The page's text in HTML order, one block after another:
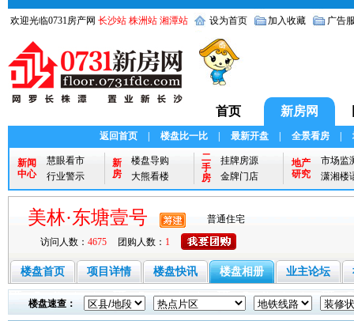
欢迎光临0731房产网 长沙站 株洲站 湘潭站 设为首页 加入收藏 广告
首页 新房网
返回首页| 楼盘比一比| 最新开盘| 全景看房|
新闻
中心
慧眼看市
行业警示
新
房
楼盘导购
大熊看楼
二
手
房
挂牌房源
金牌门店
地产
研究
市场监
潇湘楼
美林·东塘壹号 普通住宅
访问人数： 4675 团购人数： 1
楼盘首页 项目详情 楼盘快讯 楼盘相册 业主论坛
楼盘速查：